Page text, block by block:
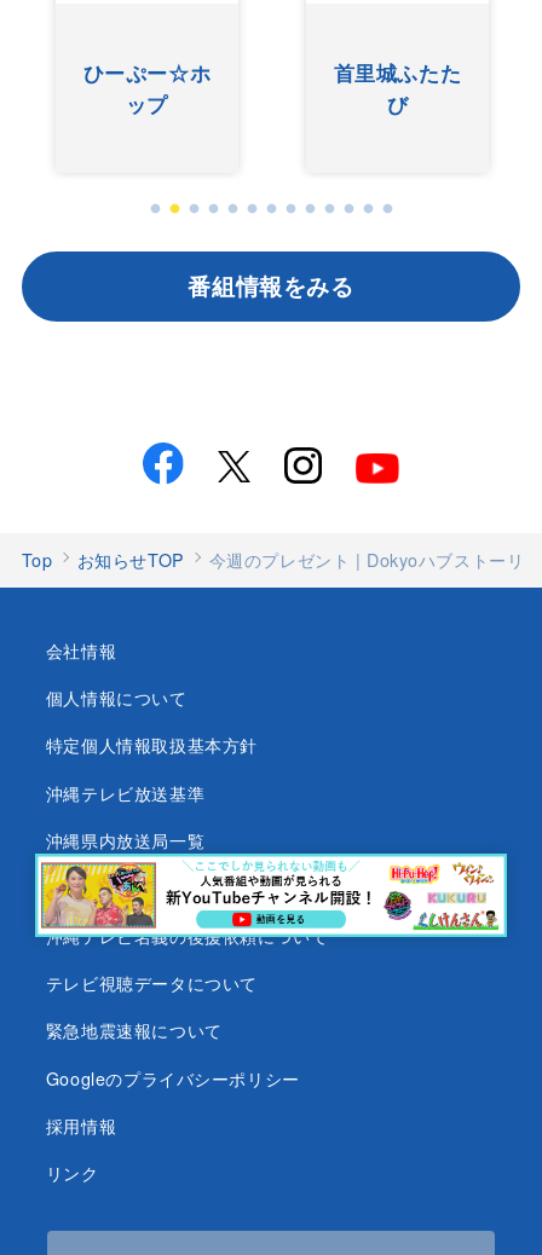
ひーぷー☆ホ
ップ
首里城ふたた
び
番組情報をみる
Top お知らせTOP 今週のプレゼント | Dokyoハブストーリー
会社情報
個人情報について
特定個人情報取扱基本方針
沖縄テレビ放送基準
沖縄県内放送局一覧
番組審議会
沖縄テレビ名義の後援依頼について
テレビ視聴データについて
緊急地震速報について
Googleのプライバシーポリシー
採用情報
リンク